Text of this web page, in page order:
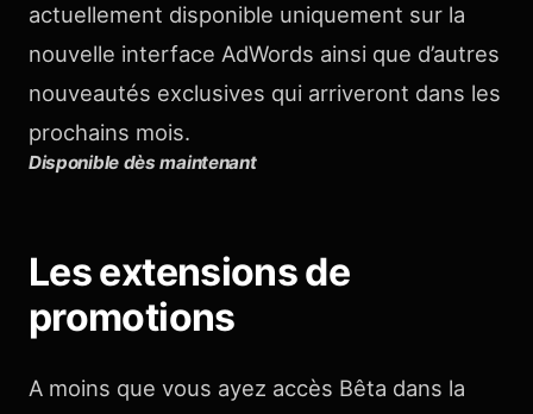
actuellement disponible uniquement sur la
nouvelle interface AdWords ainsi que d’autres
nouveautés exclusives qui arriveront dans les
prochains mois.
Disponible dès maintenant
Les extensions de
promotions
A moins que vous ayez accès Bêta dans la